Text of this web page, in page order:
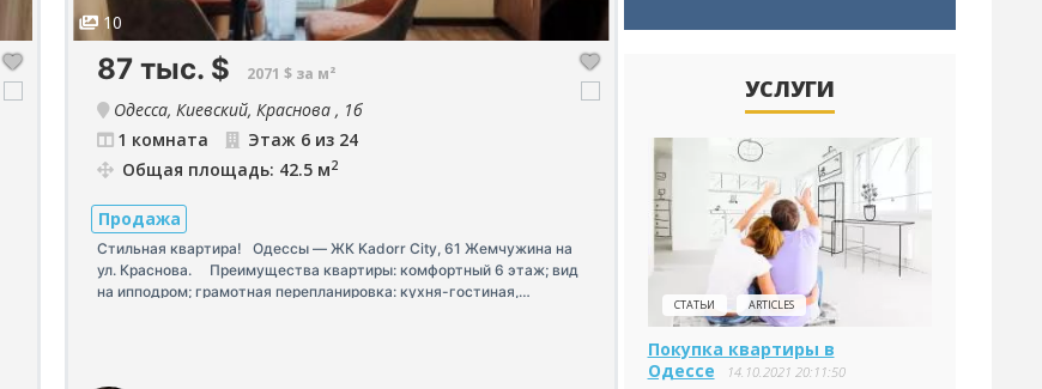
10
87 тыс. $ 2071 $ за м²
Одесса, Киевский, Краснова , 1б
1 комната
Этаж 6 из 24
Общая площадь: 42.5 м2
Продажа
Стильная квартира! Одессы — ЖК Kadorr City, 61 Жемчужина на
ул. Краснова. Преимущества квартиры: комфортный 6 этаж; вид
на ипподром; грамотная перепланировка: кухня-гостиная,
УСЛУГИ
СТАТЬИ ARTICLES
Покупка квартиры в
Одессе
14.10.2021 20:11:50